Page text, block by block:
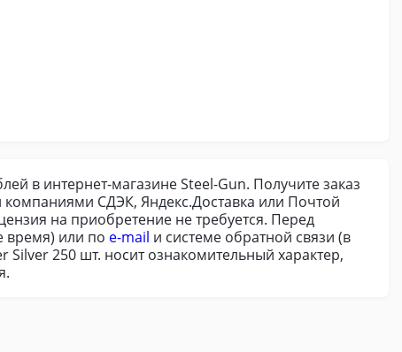
в интернет-магазине Steel-Gun. Получите заказ
СДЭК, Яндекс.Доставка или Почтой
на приобретение не требуется. Перед
время) или по e-mail и системе обратной связи (в
250 шт. носит ознакомительный характер,